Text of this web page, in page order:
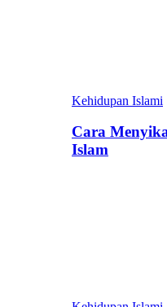
Kehidupan Islami
Cara
Islam